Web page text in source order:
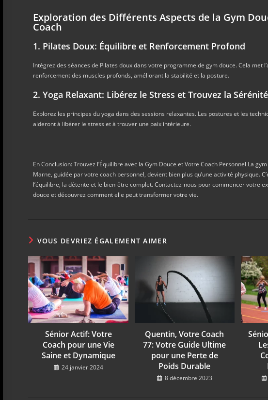
Exploration des Différents Aspects de la Gym
Coach
1. Pilates Doux: Équilibre et Renforcement Profond
Intégrez des séances de Pilates doux dans votre programme de gym douce. Cela met
renforcement des muscles profonds, améliorant la stabilité et la posture.
2. Yoga Relaxant: Libérez le Stress et Trouvez la Sérénité
Explorez les principes du yoga dans des sessions relaxantes. Les postures et les
aideront à libérer le stress et à trouver une paix intérieure.
En Conclusion: Trouvez l’Équilibre avec la Gym Douce et Votre Coach Personnel La
Marne, guidée par votre coach personnel, devient bien plus qu’une activité physique.
l’équilibre, la détente et le bien-être complet. Contactez-nous pour commencer votre
douce et découvrez comment elle peut transformer votre vie.
VOUS DEVRIEZ ÉGALEMENT AIMER
Sénior Actif: Votre
Coach pour une Vie
Saine et Dynamique
24 janvier 2024
Quentin, Votre Coach
77: Votre Guide Ultime
pour une Perte de
Poids Durable
8 décembre 2023